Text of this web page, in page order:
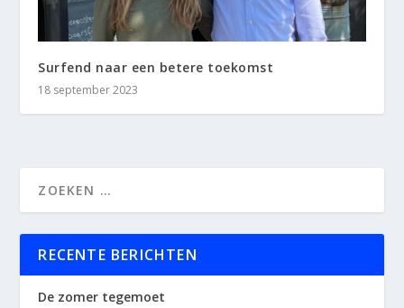
Surfend naar een betere toekomst
18 september 2023
RECENTE BERICHTEN
De zomer tegemoet